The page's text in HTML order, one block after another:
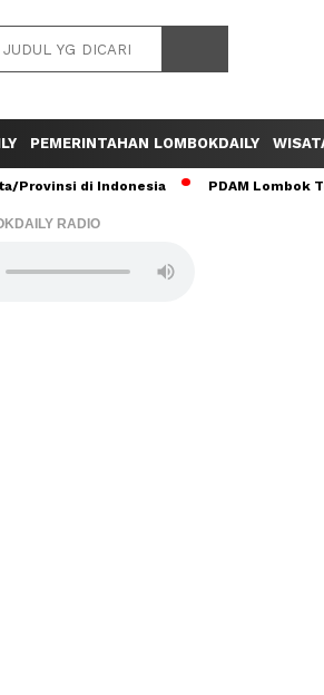
PEMERINTAHAN LOMBOKDAILY
Provinsi di Indonesia PDAM Lombok
RADIO